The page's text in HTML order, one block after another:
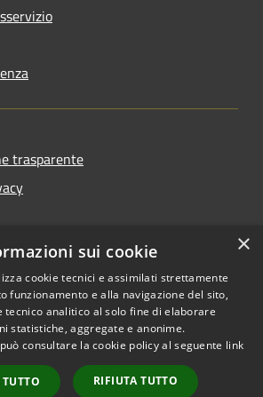
trasparente
accessibilità
Copyright © 2026 • Comune di
Montorio al Vomano • Powered
byMunicipium
Accesso
×
sui cookie
cookie tecnici e assimilati strettamente
funzionamento e alla navigazione del sito,
tecnico analitico al solo fine di elaborare
statistiche, aggregate e anonime.
consultare la cookie policy al seguente link
TUTTO RIFIUTA TUTTO